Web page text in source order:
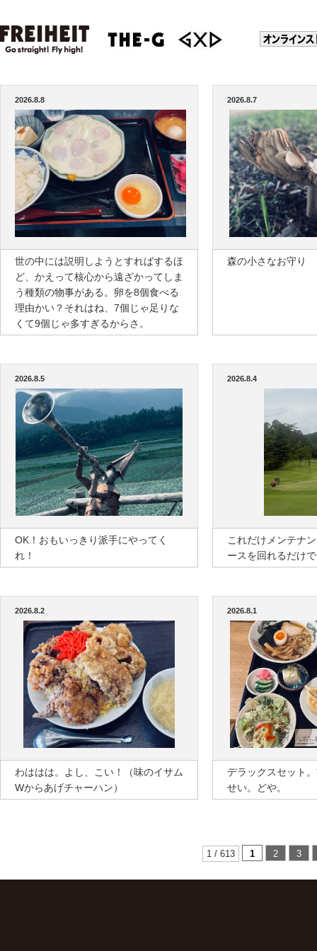
2026.8.8
世の中には説明しようとすればするほ
ど、かえって核心から遠ざかってしま
う種類の物事がある。卵を8個食べる
理由かい？それはね、7個じゃ足りな
くて9個じゃ多すぎるからさ。
2026.8.7
森の小さなお守り
2026.8.5
OK！おもいっきり派手にやってく
れ！
2026.8.4
これだけメンテナ
ースを回れるだけ
2026.8.2
わははは。よし、こい！（味のイサム
Wからあげチャーハン）
2026.8.1
デラックスセット
せい。どや。
1 / 613 1 2 3